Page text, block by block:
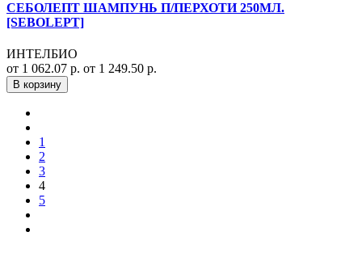
СЕБОЛЕПТ ШАМПУНЬ П/ПЕРХОТИ 250МЛ.
[SEBOLEPT]
ИНТЕЛБИО
от 1 062.07 р. от 1 249.50 р.
В корзину
1
2
3
4
5